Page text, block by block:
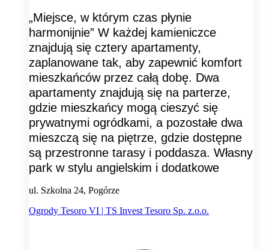
„Miejsce, w którym czas płynie
harmonijnie” W każdej kamieniczce
znajdują się cztery apartamenty,
zaplanowane tak, aby zapewnić komfort
mieszkańców przez całą dobę. Dwa
apartamenty znajdują się na parterze,
gdzie mieszkańcy mogą cieszyć się
prywatnymi ogródkami, a pozostałe dwa
mieszczą się na piętrze, gdzie dostępne
są przestronne tarasy i poddasza. Własny
park w stylu angielskim i dodatkowe
ul. Szkolna 24, Pogórze
Ogrody Tesoro VI | TS Invest Tesoro Sp. z.o.o.